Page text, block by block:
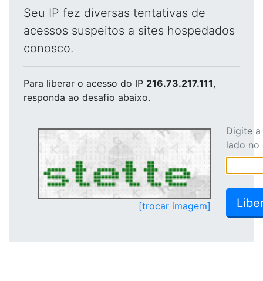
Seu IP fez diversas tentativas de
acessos suspeitos a sites hospedados
conosco.
Para liberar o acesso do IP 216.73.217.111,
responda ao desafio abaixo.
[trocar imagem]
Digite
lado no